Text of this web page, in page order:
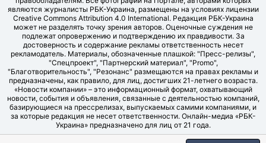
являются журналисты РБК-Украина, размещены на условиях лицензии
Creative Commons Attribution 4.0 International. Редакция РБК-Украина
может не разделять точку зрения авторов. Оценочные суждения не
подлежат опровержению и подтверждению их правдивости. За
достоверность и содержание рекламы ответственность несет
рекламодатель. Материалы, обозначенные плашкой: "Пресс-релизы",
"Спецпроект", "Партнерский материал", "Promo",
"Благотворительность", "Резонанс" размещаются на правах рекламы и
предназначены, как правило, для лиц, достигших 21-летнего возраста.
«Новости компании» – это информационный формат, охватывающий
новости, события и объявления, связанные с деятельностью компаний,
базирующиеся на прессрелизах, выпускаемых самими компаниями, и
за которые редакция не несет ответственности. Онлайн-медиа «РБК-
Украина» предназначено для лиц от 21 года.